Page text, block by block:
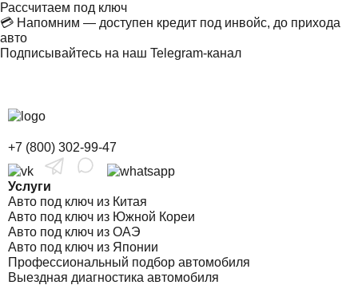
Рассчитаем под ключ
💳 Напомним — доступен кредит под инвойс, до прихода
авто
Подписывайтесь на наш Telegram-канал
+7 (800) 302-99-47
Услуги
Авто под ключ из Китая
Авто под ключ из Южной Кореи
Авто под ключ из ОАЭ
Авто под ключ из Японии
Профессиональный подбор автомобиля
Выездная диагностика автомобиля